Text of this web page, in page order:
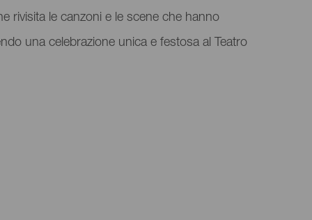
rivisita le canzoni e le scene che hanno
una celebrazione unica e festosa al Teatro